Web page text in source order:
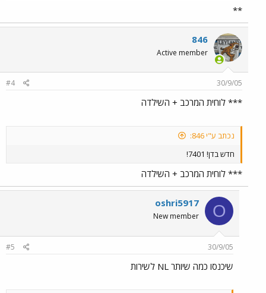
**
846
Active member
30/9/05
#4
*** לוחית המרכב + השילדה
נכתב ע"י 846:
חדש בדן! 7401!
*** לוחית המרכב + השילדה
O
oshri5917
New member
30/9/05
#5
שיכנסו כמה שיותר NL לשירות